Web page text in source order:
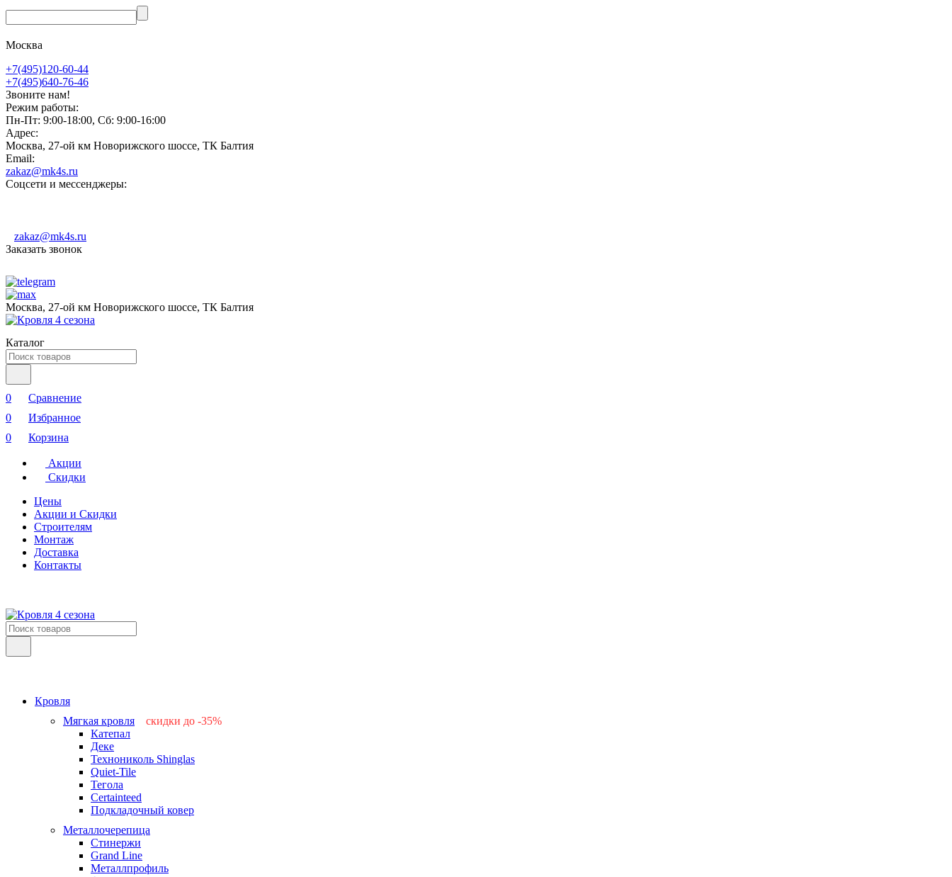
Москва
+7(495)120-60-44
+7(495)640-76-46
Звоните нам!
Режим работы:
Пн-Пт: 9:00-18:00, Сб: 9:00-16:00
Адрес:
Москва, 27-ой км Новорижского шоссе, ТК Балтия
Email:
zakaz@mk4s.ru
Соцсети и мессенджеры:
zakaz@mk4s.ru
Заказать звонок
Москва, 27-ой км Новорижского шоссе, ТК Балтия
Каталог
0
Сравнение
0
Избранное
0
Корзина
Акции
Скидки
Цены
Акции и Скидки
Строителям
Монтаж
Доставка
Контакты
Кровля
Мягкая кровля
скидки до -35%
Катепал
Деке
Технониколь Shinglas
Quiet-Tile
Тегола
Certainteed
Подкладочный ковер
Металлочерепица
Стинержи
Grand Line
Металлпрофиль